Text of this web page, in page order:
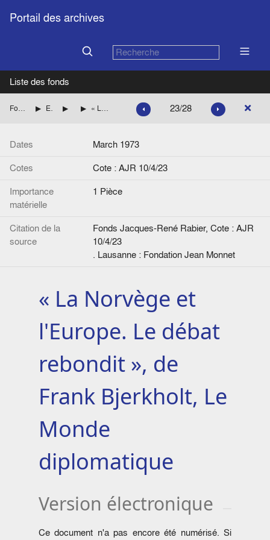
Portail des archives
Liste des fonds
Fonds Jacques-René Rabier Etudes, articles de presse par pays Pays scandinaves
« La Norvège et l'Europe. Le débat rebondit », de Frank Bjerkholt, Le Monde diplomatique 23/28
Dates
March 1973
Cotes
Cote : AJR 10/4/23
Importance
matérielle
1 Pièce
Citation de la
source
Fonds Jacques-René Rabier, Cote : AJR
10/4/23
. Lausanne : Fondation Jean Monnet
« La Norvège et
l'Europe. Le débat
rebondit », de
Frank Bjerkholt, Le
Monde
diplomatique
Version électronique
Ce document n'a pas encore été numérisé. Si